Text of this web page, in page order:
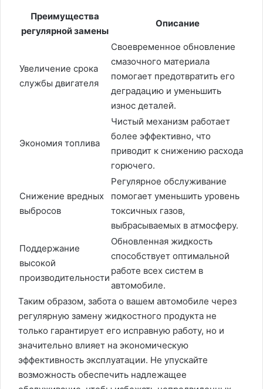
Преимущества
регулярной замены
Описание
Увеличение срока
службы двигателя
Своевременное обновление
смазочного материала
помогает предотвратить его
деградацию и уменьшить
износ деталей.
Экономия топлива
Чистый механизм работает
более эффективно, что
приводит к снижению расхода
горючего.
Снижение вредных
выбросов
Регулярное обслуживание
помогает уменьшить уровень
токсичных газов,
выбрасываемых в атмосферу.
Поддержание
высокой
производительности
Обновленная жидкость
способствует оптимальной
работе всех систем в
автомобиле.
Таким образом, забота о вашем автомобиле через
регулярную замену жидкостного продукта не
только гарантирует его исправную работу, но и
значительно влияет на экономическую
эффективность эксплуатации. Не упускайте
возможность обеспечить надлежащее